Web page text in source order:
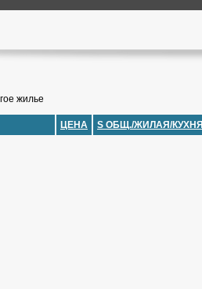
жилье
ЦЕНА S ОБЩ./ЖИЛАЯ/КУХНЯ